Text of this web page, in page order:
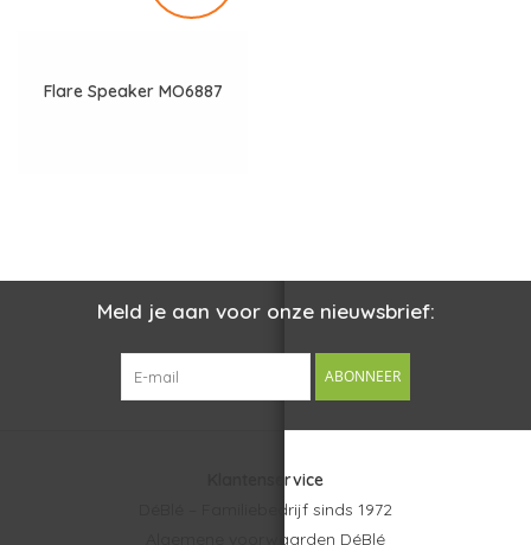
Flare Speaker MO6887
Meld je aan voor onze nieuwsbrief:
ABONNEER
Klantenservice
DéBlé – Familiebedrijf sinds 1972
Algemene voorwaarden DéBlé